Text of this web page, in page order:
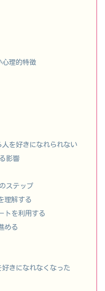
理的特徴
を好きになれられない
影響
ステップ
理解する
トを利用する
める
きになれなくなった